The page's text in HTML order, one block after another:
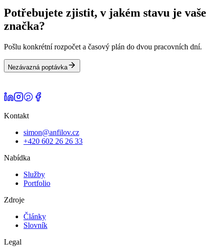
Potřebujete zjistit, v jakém stavu je vaše
značka?
Pošlu konkrétní rozpočet a časový plán do dvou pracovních dní.
Nezávazná poptávka
Kontakt
simon@anfilov.cz
+420 602 26 26 33
Nabídka
Služby
Portfolio
Zdroje
Články
Slovník
Legal